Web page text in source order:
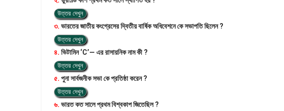
উত্তর দেখুন
৩. ভারতের জাতীয় কংগ্রেসের দ্বিতীয় বার্ষিক অধিবেশনে কে সভাপতি ছিলেন ?
উত্তর দেখুন
৪. ভিটামিন ‘C’— এর রাসায়নিক নাম কী ?
উত্তর দেখুন
৫. পুনা সার্বজনীক সভা কে প্রতিষ্ঠা করেন ?
উত্তর দেখুন
৬. ভারত কত সালে প্রথম বিশ্বকাপ জিতেছিল ?